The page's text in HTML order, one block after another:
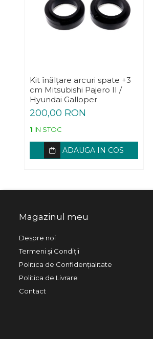
Kit înălțare arcuri spate +3
cm Mitsubishi Pajero II /
Hyundai Galloper
200,00 RON
1 IN STOC
ADAUGA IN COS
Magazinul meu
Despre noi
Termeni și Condiții
Politica de Confidențialitate
Politica de Livrare
Contact